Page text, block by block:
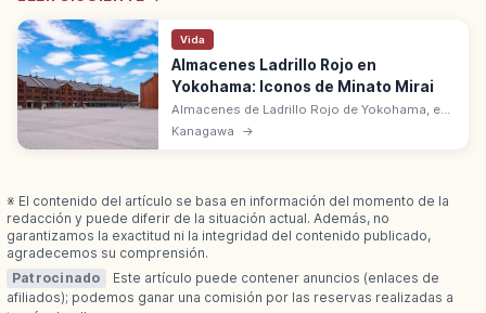
Vida
Almacenes Ladrillo Rojo en
Yokohama: Iconos de Minato Mirai
Almacenes de Ladrillo Rojo de Yokohama, en
Kanagawa, son de 1911 y 1913. Renovados en
2002 como centro cultural y comercial frente
Kanagawa →
※ El contenido del artículo se basa en información del momento de la
redacción y puede diferir de la situación actual. Además, no
garantizamos la exactitud ni la integridad del contenido publicado,
agradecemos su comprensión.
Patrocinado
Este artículo puede contener anuncios (enlaces de
afiliados); podemos ganar una comisión por las reservas realizadas a